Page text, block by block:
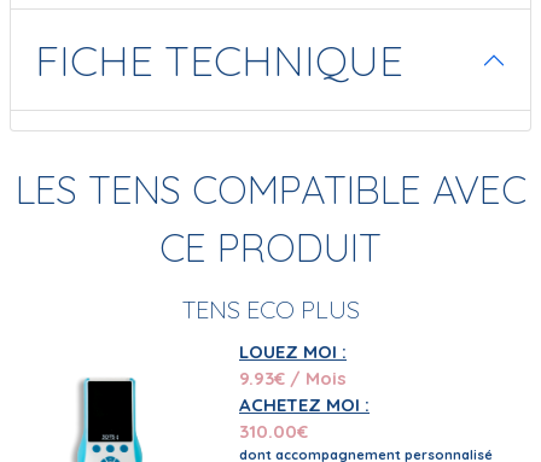
FICHE TECHNIQUE
LES TENS COMPATIBLE AVEC
CE PRODUIT
TENS ECO PLUS
LOUEZ MOI :
9.93€ / Mois
ACHETEZ MOI :
310.00€
dont accompagnement personnalisé